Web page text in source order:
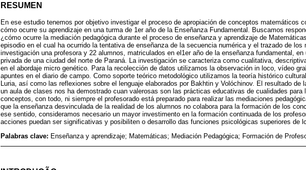
RESUMEN
En ese estudio tenemos por objetivo investigar el proceso de apropiación de conceptos matemáticos
cómo ocurre su aprendizaje en una turma de 1er año de la Enseñanza Fundamental. Buscamos
¿cómo ocurre la mediación pedagógica durante el proceso de enseñanza y aprendizaje de
episodio en el cual ha ocurrido la tentativa de enseñanza de la secuencia numérica y el trazado de los
investigación una profesora y 22 alumnos, matriculados en el1er año de la enseñanza fundamental, en
privada de una ciudad del norte de Paraná. La investigación se caracteriza como cualitativa,
en el abordaje micro genético. Para la recolección de datos utilizamos la observación in loco, vídeo
apuntes en el diario de campo. Como soporte teórico metodológico utilizamos la teoría histórico
Luria, así como las reflexiones sobre el lenguaje elaborados por Bakhtin y Volóchinov. El resultado de
un aula de clases nos ha demostrado cuan valerosas son las prácticas educativas de cualidades para
conceptos, con todo, ni siempre el profesorado está preparado para realizar las mediaciones
que la enseñanza desvinculada de la realidad de los alumnos no colabora para la formación de los
ese sentido, consideramos necesario un mayor investimento en la formación continuada de los
acciones puedan ser significativas y posibiliten o desarrollo das funciones psicológicas superiores de
Palabras clave: Enseñanza y aprendizaje; Matemáticas; Mediación Pedagógica; Formación de